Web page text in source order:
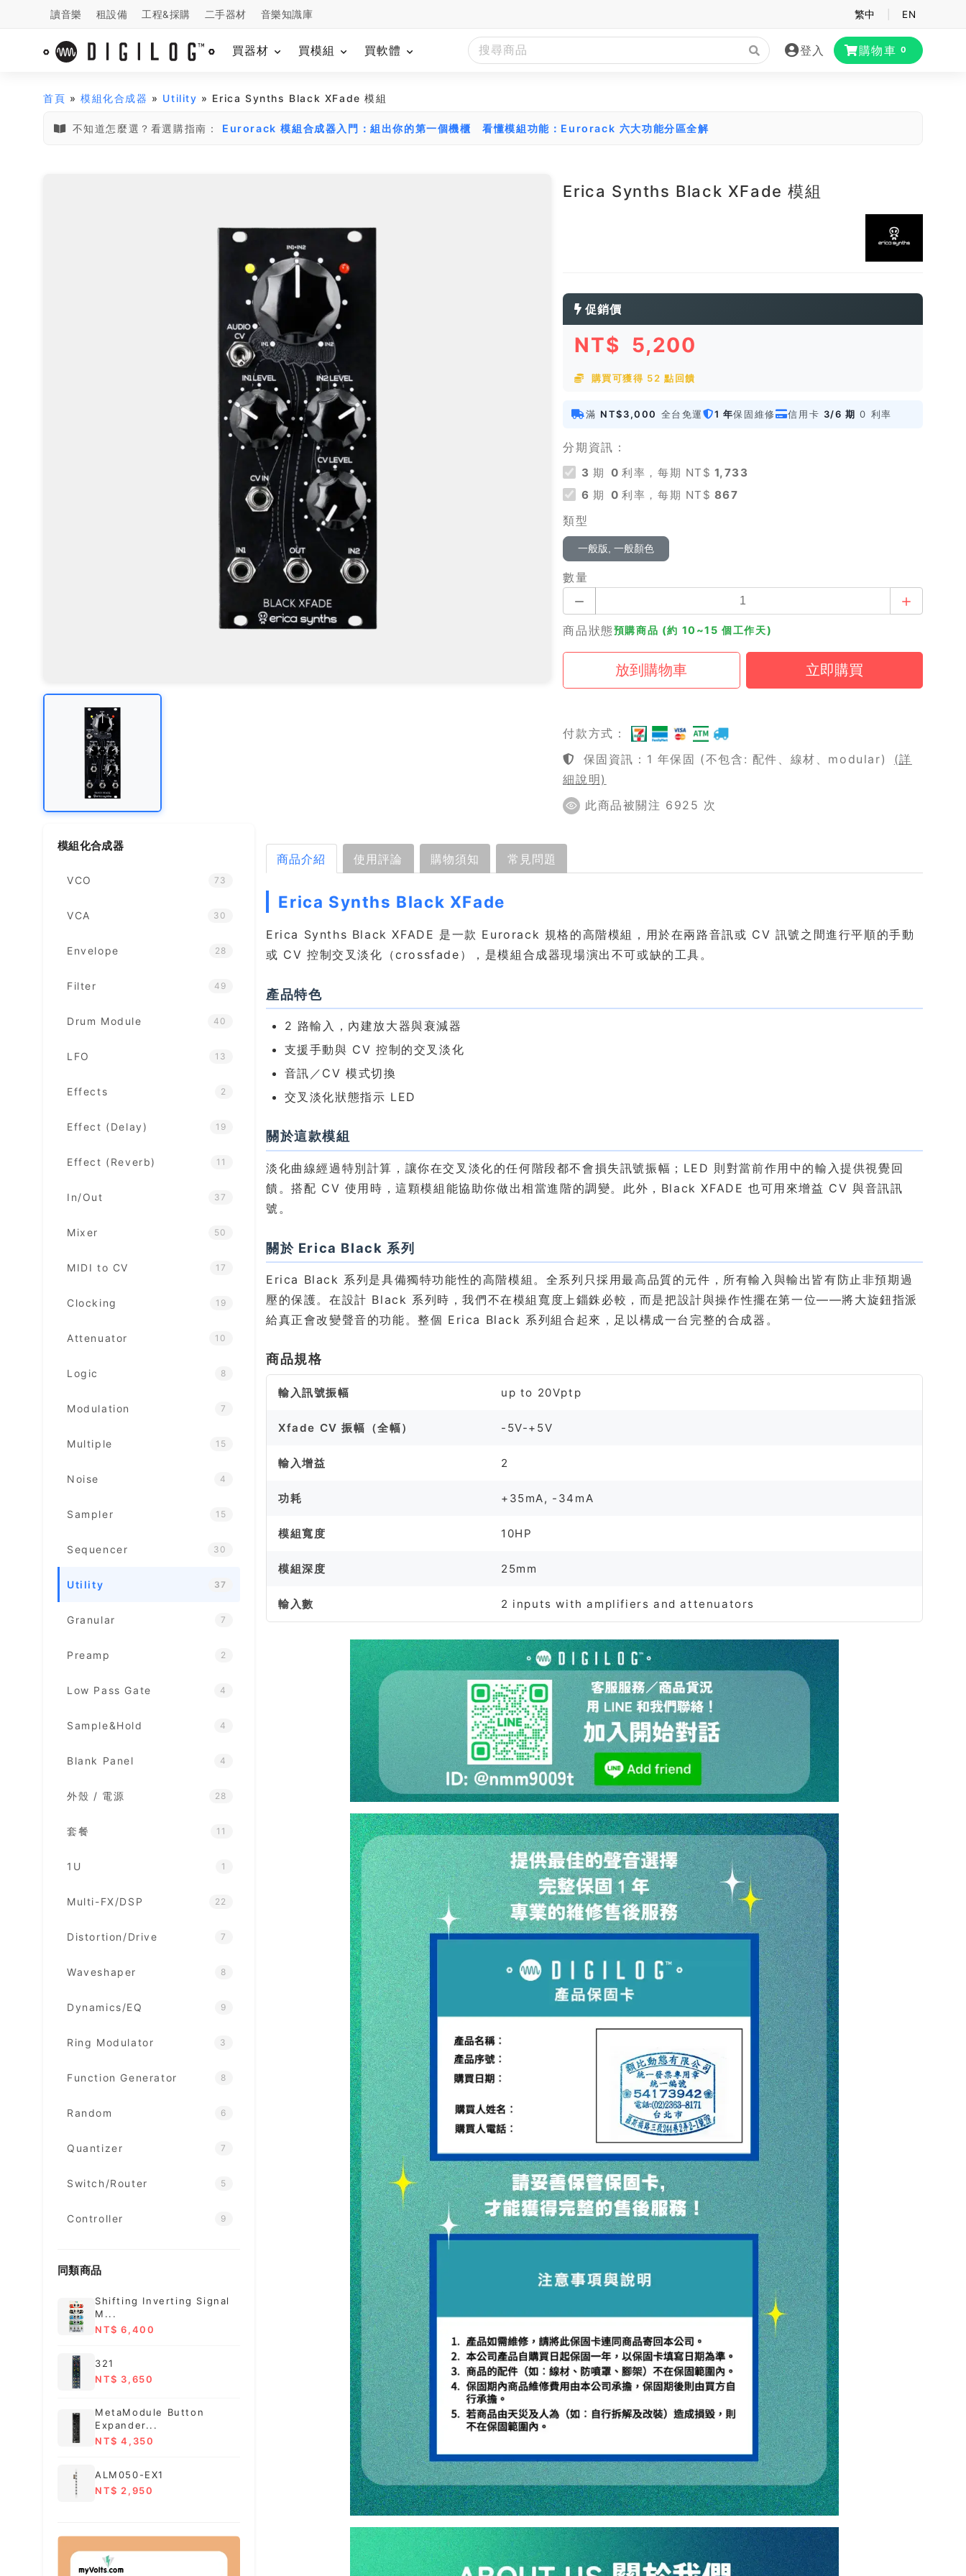
讀音樂 租設備 工程&採購 二手器材 音樂知識庫 繁中 EN
買器材 買模組 買軟體 登入 購物車 0
首頁 »模組化合成器 » Utility » Erica Synths Black XFade 模組
不知道怎麼選？看選購指南： Eurorack 模組合成器入門：組出你的第一個機櫃 看懂模組功能：Eurorack 六大功能分區全解
Erica Synths Black XFade 模組
促銷價
NT$ 5,200
購買可獲得 52 點回饋
滿 NT$3,000 全台免運 1 年保固維修 信用卡 3/6 期 0 利率
分期資訊：
3 期 0 利率，每期 NT$ 1,733
6 期 0 利率，每期 NT$ 867
類型
一般版, 一般顏色
數量
商品狀態預購商品 (約 10~15 個工作天)
付款方式：
保固資訊：1 年保固 (不包含: 配件、線材、modular)
(詳
細說明)
此商品被關注 6925 次
模組化合成器
VCO 73
VCA 30
Envelope 28
Filter 49
Drum Module 40
LFO 13
Effects 2
Effect (Delay) 19
Effect (Reverb) 11
In/Out 37
Mixer 50
MIDI to CV 17
Clocking 19
Attenuator 10
Logic 8
Modulation 7
Multiple 15
Noise 4
Sampler 15
Sequencer 30
Utility 37
Granular 7
Preamp 2
Low Pass Gate 4
Sample&Hold 4
Blank Panel 4
外殼 / 電源 28
套餐 11
1U 1
Multi-FX/DSP 22
Distortion/Drive 7
Waveshaper 8
Dynamics/EQ 9
Ring Modulator 3
Function Generator 8
Random 6
Quantizer 7
Switch/Router 5
Controller 9
同類商品
Shifting Inverting Signal
M...
NT$ 6,400
321
NT$ 3,650
MetaModule Button
Expander...
NT$ 4,350
ALM050-EX1
NT$ 2,950
商品介紹 使用評論 購物須知 常見問題
Erica Synths Black XFade
Erica Synths Black XFADE 是一款 Eurorack 規格的高階模組，用於在兩路音訊或 CV 訊號之間進行平順的手動
或 CV 控制交叉淡化（crossfade），是模組合成器現場演出不可或缺的工具。
產品特色
2 路輸入，內建放大器與衰減器
支援手動與 CV 控制的交叉淡化
音訊／CV 模式切換
交叉淡化狀態指示 LED
關於這款模組
淡化曲線經過特別計算，讓你在交叉淡化的任何階段都不會損失訊號振幅；LED 則對當前作用中的輸入提供視覺回
饋。搭配 CV 使用時，這顆模組能協助你做出相當進階的調變。此外，Black XFADE 也可用來增益 CV 與音訊訊
號。
關於 Erica Black 系列
Erica Black 系列是具備獨特功能性的高階模組。全系列只採用最高品質的元件，所有輸入與輸出皆有防止非預期過
壓的保護。在設計 Black 系列時，我們不在模組寬度上錙銖必較，而是把設計與操作性擺在第一位——將大旋鈕指派
給真正會改變聲音的功能。整個 Erica Black 系列組合起來，足以構成一台完整的合成器。
商品規格
輸入訊號振幅 up to 20Vptp
Xfade CV 振幅（全幅） -5V-+5V
輸入增益 2
功耗 +35mA, -34mA
模組寬度 10HP
模組深度 25mm
輸入數 2 inputs with amplifiers and attenuators